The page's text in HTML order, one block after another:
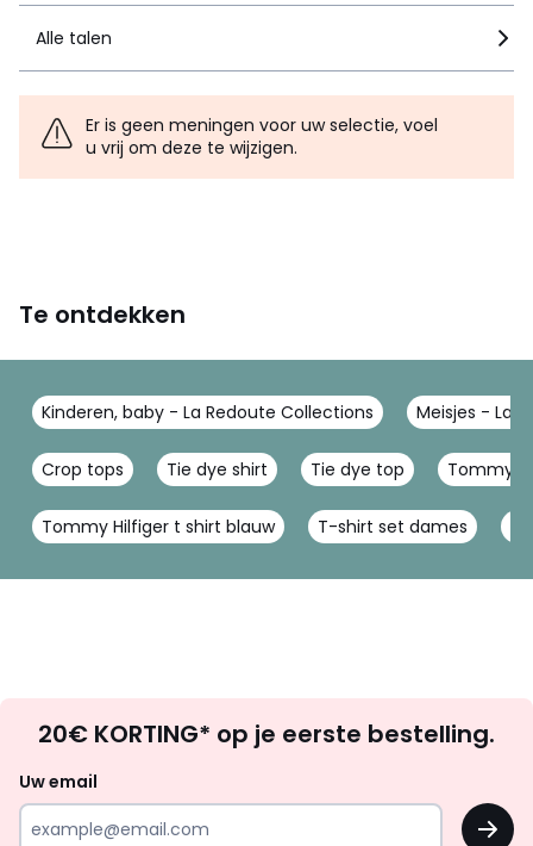
Alle talen
Er is geen meningen voor uw selectie, voel
u vrij om deze te wijzigen.
Te ontdekken
Kinderen, baby - La Redoute Collections Meisjes - La
Crop tops Tie dye shirt Tie dye top Tommy
Tommy Hilfiger t shirt blauw T-shirt set dames
zoek
inspiratie
20€ KORTING* op je eerste bestelling.
Uw email
OK